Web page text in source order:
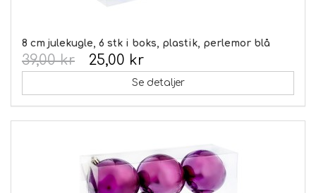
8 cm julekugle, 6 stk i boks, plastik, perlemor blå
25,00 kr
39,00 kr
Se detaljer